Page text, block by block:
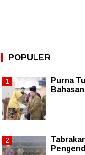
POPULER
Purna